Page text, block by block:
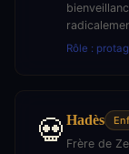
Rôle :
💀 Hadès
Frère de